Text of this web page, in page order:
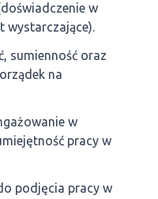
w
wystarczające).
sumienność oraz
na
w
pracy w
podjęcia pracy w